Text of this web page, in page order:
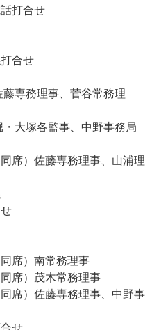
打合せ
合せ
務理事、菅谷常務理
監事、中野事務局
席）佐藤専務理事、山浦理
席）南常務理事
席）茂木常務理事
席）佐藤専務理事、中野事
せ